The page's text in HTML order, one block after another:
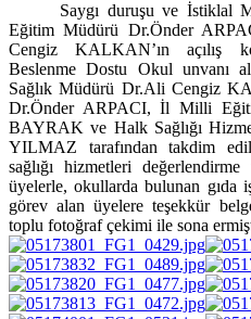
Saygı duruşu ve İstiklal
Eğitim Müdürü Dr.Önder
Cengiz KALKAN’ın açılış
Beslenme Dostu Okul unvanı
Sağlık Müdürü Dr.Ali Cengiz
Dr.Önder ARPACI, İl Milli
BAYRAK ve Halk Sağlığı
YILMAZ tarafından takdim
sağlığı hizmetleri
üyelerle, okullarda bulunan gıda
görev alan üyelere teşekkür
toplu fotoğraf çekimi ile sona